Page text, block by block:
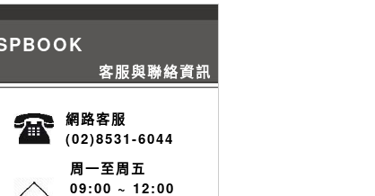
客服與聯絡資訊
網路客服
(02)8531-6044
周一至周五
09:00 ~ 12:00